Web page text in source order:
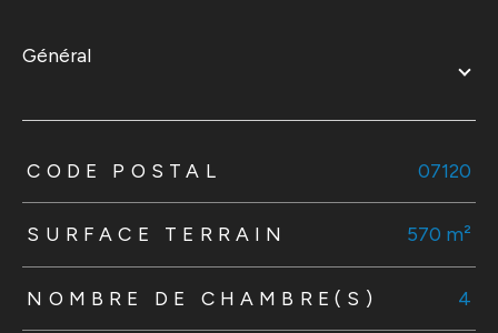
général
TRAD_ZEPHYR_Caracteristique TRAD_ZEPHYR_Valeurs
CODE POSTAL 07120
SURFACE TERRAIN 570 m²
NOMBRE DE CHAMBRE(S) 4